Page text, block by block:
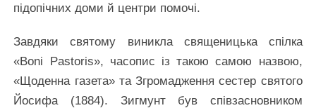
підопічних доми й центри помочі.
Завдяки святому виникла священицька спілка
«Boni Pastoris», часопис із такою самою назвою,
«Щоденна газета» та Згромадження сестер святого
Йосифа (1884). Зигмунт був співзасновником